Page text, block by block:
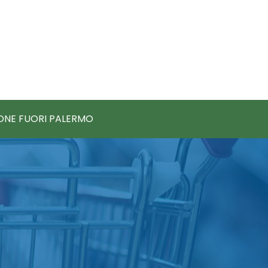
FUORI PALERMO